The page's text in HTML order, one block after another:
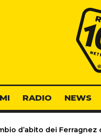
RADIO NEWS
d’abito dei